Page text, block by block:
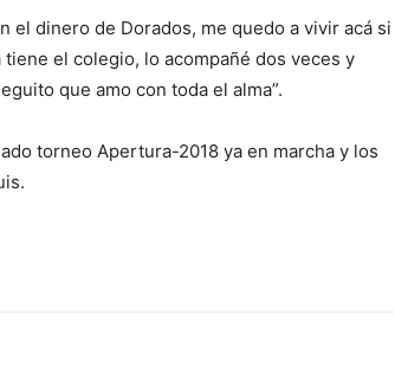
el dinero de Dorados, me quedo a vivir acá si
el colegio, lo acompañé dos veces y
que amo con toda el alma”.
torneo Apertura-2018 ya en marcha y los